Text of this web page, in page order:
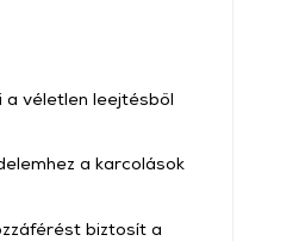
a véletlen leejtésből
a karcolások
biztosít a